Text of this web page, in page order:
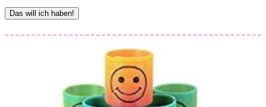
Das will ich haben!